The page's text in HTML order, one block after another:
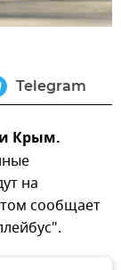
Telegram
Крым.
на
сообщает